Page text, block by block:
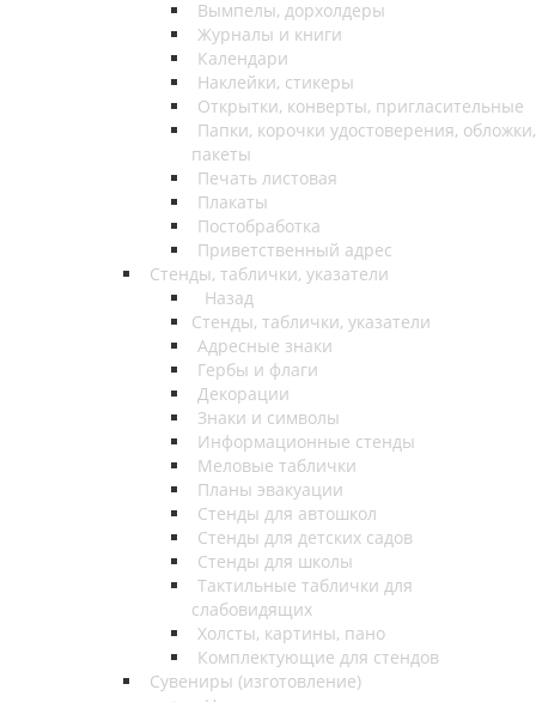
Вымпелы, дорхолдеры
Журналы и книги
Календари
Наклейки, стикеры
Открытки, конверты, пригласительные
Папки, корочки удостоверения, обложки,
пакеты
Печать листовая
Плакаты
Постобработка
Приветственный адрес
Стенды, таблички, указатели
Назад
Стенды, таблички, указатели
Адресные знаки
Гербы и флаги
Декорации
Знаки и символы
Информационные стенды
Меловые таблички
Планы эвакуации
Стенды для автошкол
Стенды для детских садов
Стенды для школы
Тактильные таблички для
слабовидящих
Холсты, картины, пано
Комплектующие для стендов
Сувениры (изготовление)